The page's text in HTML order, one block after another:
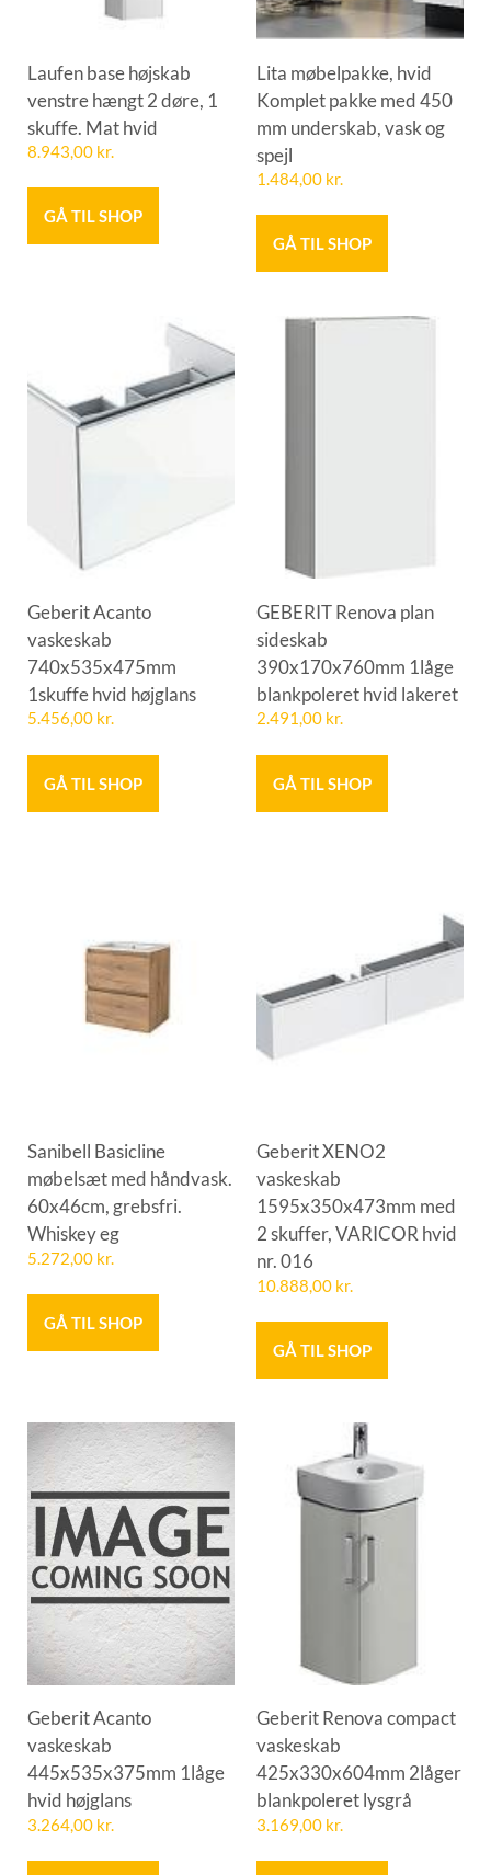
Laufen base højskab
venstre hængt 2 døre, 1
skuffe. Mat hvid
8.943,00 kr.
GÅ TIL SHOP
Lita møbelpakke, hvid
Komplet pakke med 450
mm underskab, vask og
spejl
1.484,00 kr.
GÅ TIL SHOP
Geberit Acanto
vaskeskab
740x535x475mm
1skuffe hvid højglans
5.456,00 kr.
GÅ TIL SHOP
GEBERIT Renova plan
sideskab
390x170x760mm 1låge
blankpoleret hvid lakeret
2.491,00 kr.
GÅ TIL SHOP
Sanibell Basicline
møbelsæt med håndvask.
60x46cm, grebsfri.
Whiskey eg
5.272,00 kr.
GÅ TIL SHOP
Geberit XENO2
vaskeskab
1595x350x473mm med
2 skuffer, VARICOR hvid
nr. 016
10.888,00 kr.
GÅ TIL SHOP
Geberit Acanto
vaskeskab
445x535x375mm 1låge
hvid højglans
3.264,00 kr.
Geberit Renova compact
vaskeskab
425x330x604mm 2låger
blankpoleret lysgrå
3.169,00 kr.